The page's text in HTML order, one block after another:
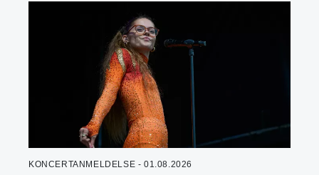
KONCERTANMELDELSE - 01.08.2026